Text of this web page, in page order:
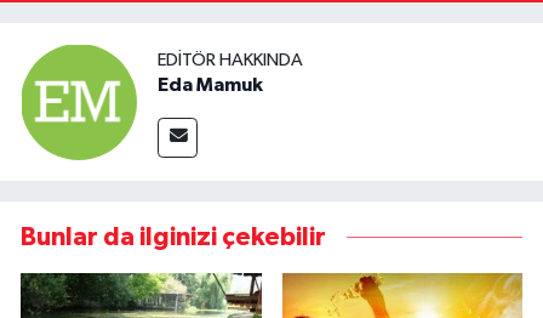
EDITÖR HAKKINDA
Eda Mamuk
Bunlar da ilginizi çekebilir